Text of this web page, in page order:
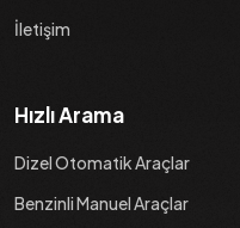
İletişim
Hızlı Arama
Dizel Otomatik Araçlar
Benzinli Manuel Araçlar